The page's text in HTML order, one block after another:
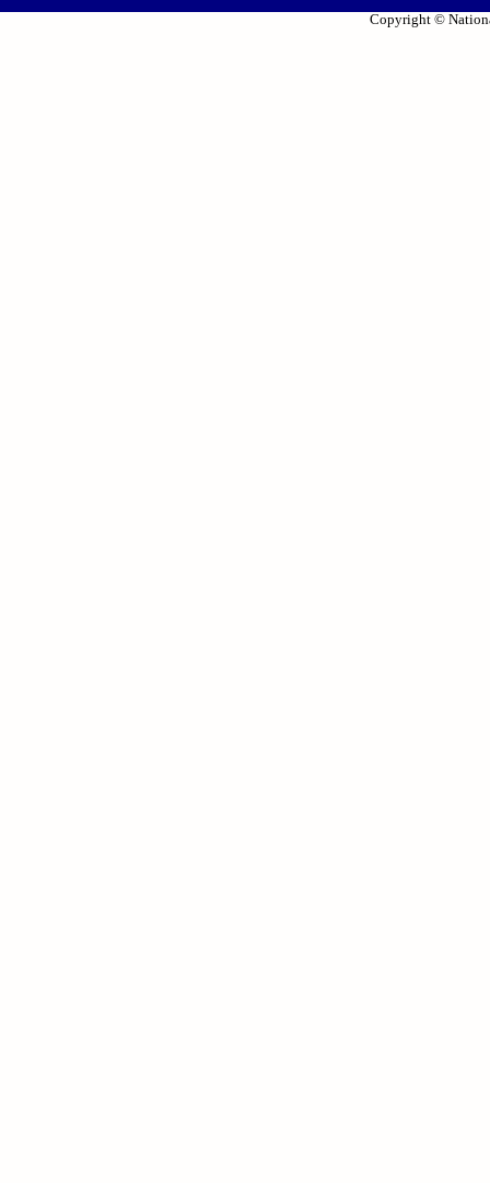
Copyright ©